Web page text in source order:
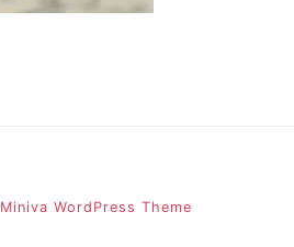
Miniva WordPress Theme